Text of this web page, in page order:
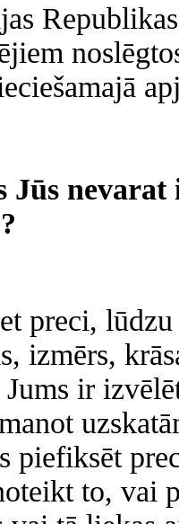
Jūs nevarat
preci,
izmērs,
Jums ir
piefiksēt
to, vai